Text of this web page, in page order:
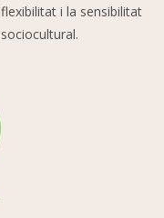
i la sensibilitat